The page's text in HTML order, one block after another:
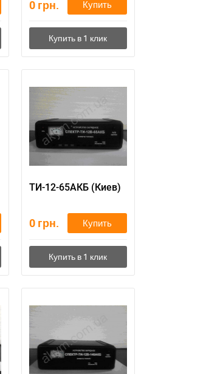
0 грн. Купить
ТИ-12-65АКБ (Киев)
0 грн. Купить